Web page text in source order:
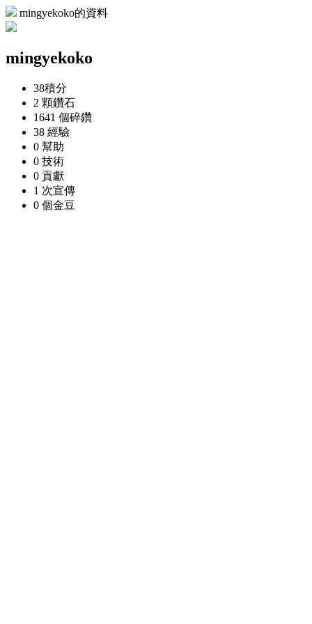
mingyekoko的資料
mingyekoko
38積分
2 顆鑽石
1641 個碎鑽
38 經驗
0 幫助
0 技術
0 貢獻
1 次宣傳
0 個金豆